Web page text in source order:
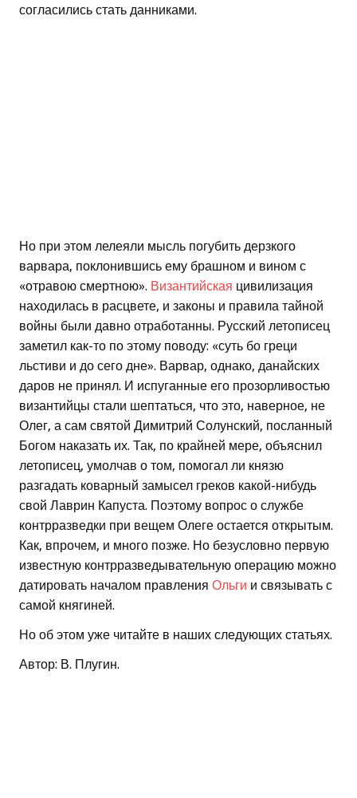
согласились стать данниками.
Но при этом лелеяли мысль погубить дерзкого
варвара, поклонившись ему брашном и вином с
«отравою смертною». Византийская цивилизация
находилась в расцвете, и законы и правила тайной
войны были давно отработанны. Русский летописец
заметил как-то по этому поводу: «суть бо греци
льстиви и до сего дне». Варвар, однако, данайских
даров не принял. И испуганные его прозорливостью
византийцы стали шептаться, что это, наверное, не
Олег, а сам святой Димитрий Солунский, посланный
Богом наказать их. Так, по крайней мере, объяснил
летописец, умолчав о том, помогал ли князю
разгадать коварный замысел греков какой-нибудь
свой Лаврин Капуста. Поэтому вопрос о службе
контрразведки при вещем Олеге остается открытым.
Как, впрочем, и много позже. Но безусловно первую
известную контрразведывательную операцию можно
датировать началом правления Ольги и связывать с
самой княгиней.
Но об этом уже читайте в наших следующих статьях.
Автор: В. Плугин.